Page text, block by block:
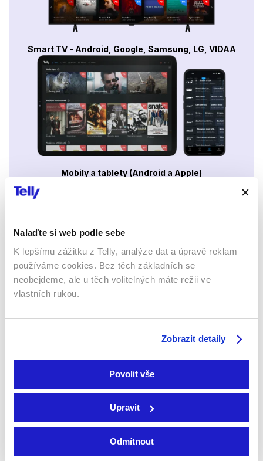
Nalaďte si web podle sebe
K lepšímu zážitku z Telly, analýze dat a úpravě reklam
používáme cookies. Bez těch základních se
neobejdeme, ale u těch volitelných máte režii ve
vlastních rukou.
Zobrazit detaily
Povolit vše
Upravit
Odmítnout
Smart TV - Android, Google, Samsung, LG, VIDAA
Mobily a tablety (Android a Apple)
Webový prohlížeč
Xbox app